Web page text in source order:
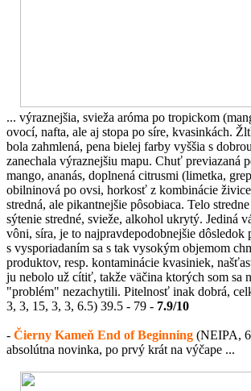
... výraznejšia, svieža aróma po tropickom
ovocí, nafta, ale aj stopa po síre, kvasinkách.
bola zahmlená, pena bielej farby vyššia s
zanechala výraznejšiu mapu. Chuť previazaná
mango, ananás, doplnená citrusmi (limetka,
obilninová po ovsi, horkosť z kombinácie
stredná, ale pikantnejšie pôsobiaca. Telo
sýtenie stredné, svieže, alkohol ukrytý. Jediná
vôni, síra, je to najpravdepodobnejšie dôsledok
s vysporiadaním sa s tak vysokým objemom
produktov, resp. kontaminácie kvasiniek,
ju nebolo už cítiť, takže väčina ktorých som sa
"problém" nezachytili. Pitelnosť inak dobrá,
3, 3, 15, 3, 3, 6.5) 39.5 - 79 - 7.9/10
- Čierny Kameň End of Beginning (NEIPA,
absolútna novinka, po prvý krát na výčape ...